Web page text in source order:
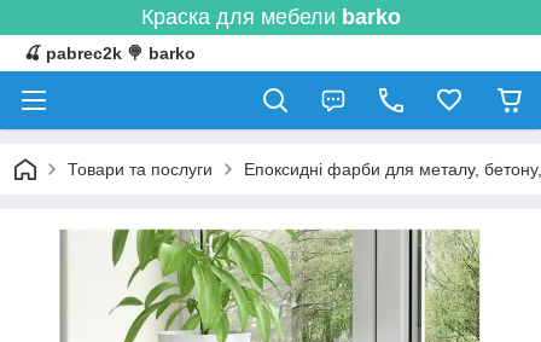
Краска для мебели barko
🍒 pabrec2k 🍭 barko
Товари та послуги Епоксидні фарби для металу,